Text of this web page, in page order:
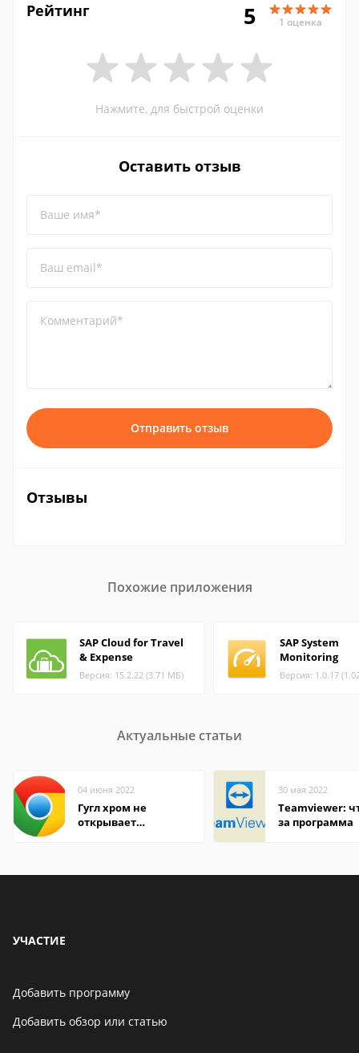
Рейтинг 5 1 оценка
Нажмите, для быстрой оценки
Оставить отзыв
Ваше имя*
Ваш email*
Комментарий*
Отправить отзыв
Отзывы
Похожие приложения
SAP Cloud for Travel
& Expense
Версия: 15.2.22 (3.71 МБ)
SAP System
Monitoring
Версия: 1.0.17
Актуальные статьи
04 июня 2022
Гугл хром не
открывает
30 мая 2022
Teamviewer:
за программа
УЧАСТИЕ
Добавить программу
Добавить обзор или статью